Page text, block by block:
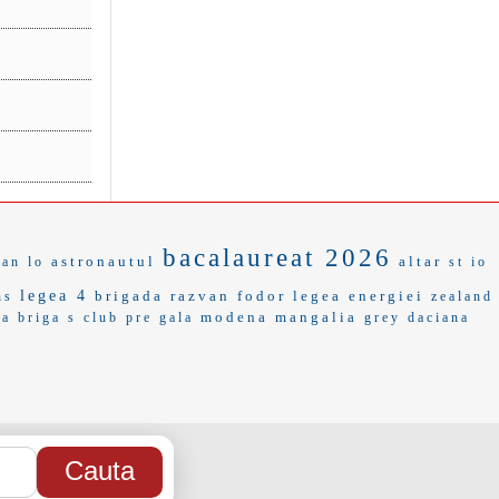
lo astronautul bacalaureat 2026 altar st io
legea 4 brigada razvan fodor legea energiei zealand
briga s club pre gala modena mangalia grey
daciana